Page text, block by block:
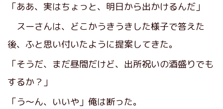
「ああ、実はちょっと、明日から出かけるんだ」
スーさんは、どこかうきうきした様子で答えた
後、ふと思い付いたように提案してきた。
「そうだ、まだ昼間だけど、出所祝いの酒盛りでも
するか？」
「う～ん、いいや」俺は断った。